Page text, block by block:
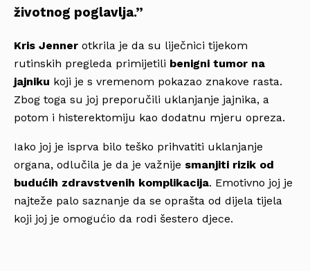
životnog poglavlja.”
Kris Jenner otkrila je da su liječnici tijekom
rutinskih pregleda primijetili benigni tumor na
jajniku koji je s vremenom pokazao znakove rasta.
Zbog toga su joj preporučili uklanjanje jajnika, a
potom i histerektomiju kao dodatnu mjeru opreza.
Iako joj je isprva bilo teško prihvatiti uklanjanje
organa, odlučila je da je važnije smanjiti rizik od
budućih zdravstvenih komplikacija. Emotivno joj je
najteže palo saznanje da se oprašta od dijela tijela
koji joj je omogućio da rodi šestero djece.